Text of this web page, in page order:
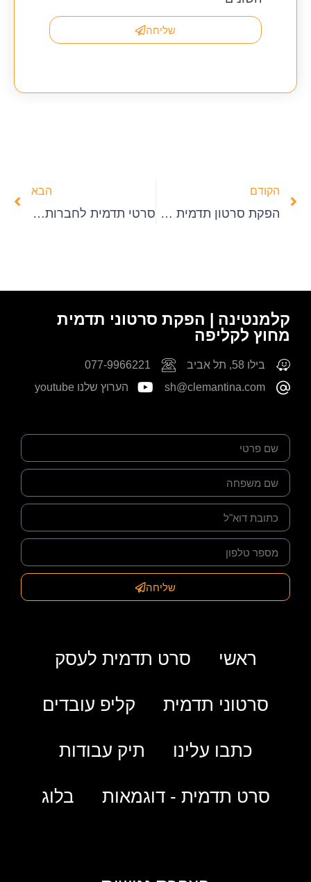
שליחה
הקודם
הפקת סרטון תדמית – הולכים לחתונה חילונית
הבא
סרטי תדמית לחברות – בית חולים לוינשטיין
קלמנטינה | הפקת סרטוני תדמית
מחוץ לקליפה
בילו 58, תל אביב
077-9966221
sh@clemantina.com
הערוץ שלנו youtube
שליחה
ראשי סרט תדמית לעסק
סרטוני תדמית קליפ עובדים
כתבו עלינו תיק עבודות
סרט תדמית - דוגמאות בלוג